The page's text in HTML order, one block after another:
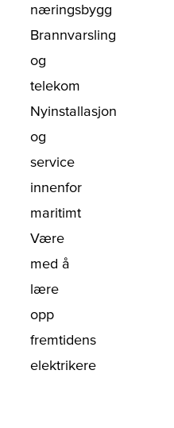
næringsbygg
Brannvarsling
og
telekom
Nyinstallasjon
og
service
innenfor
maritimt
Være
med å
lære
opp
fremtidens
elektrikere